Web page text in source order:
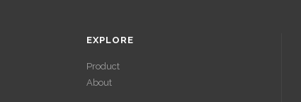
EXPLORE
Product
About